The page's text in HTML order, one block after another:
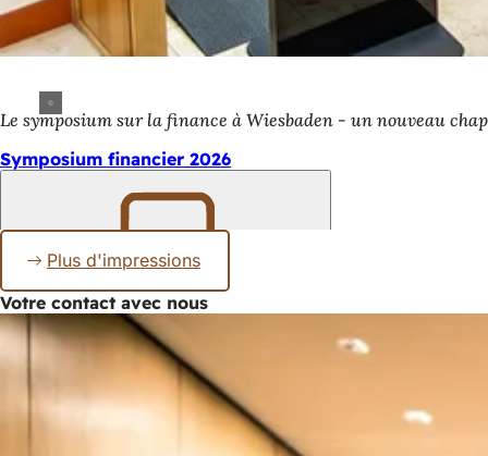
Le symposium sur la finance à Wiesbaden - un nouveau
Symposium financier 2026
Retenir
Plus d'impressions
Votre contact avec nous